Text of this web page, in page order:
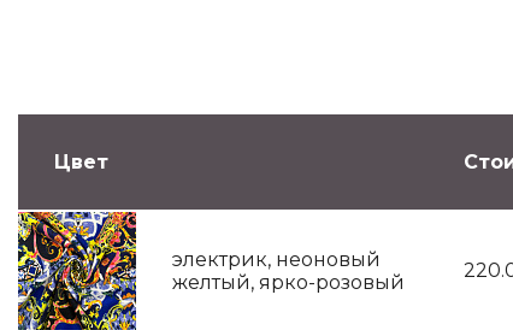
Цвет
электрик, неоновый
желтый, ярко-розовый